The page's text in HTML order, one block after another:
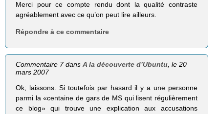
Merci pour ce compte rendu dont la qualité contraste
agréablement avec ce qu’on peut lire ailleurs.
Répondre à ce commentaire
Commentaire 7 dansA la découverte d’Ubuntu, le 20
mars 2007
Ok; laissons. Si toutefois par hasard il y a une personne
parmi la «centaine de gars de MS qui lisent régulièrement
ce blog» qui trouve une explication aux accusations